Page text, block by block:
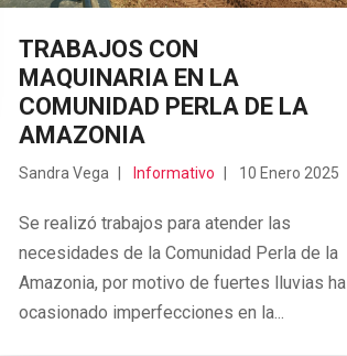
TRABAJOS CON
MAQUINARIA EN LA
COMUNIDAD PERLA DE LA
AMAZONIA
Sandra Vega Informativo 10 Enero 2025
Se realizó trabajos para atender las
necesidades de la Comunidad Perla de la
Amazonia, por motivo de fuertes lluvias ha
ocasionado imperfecciones en la...